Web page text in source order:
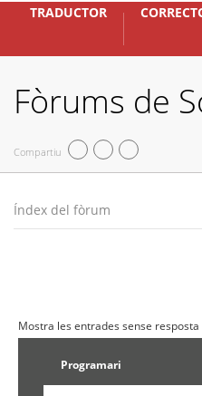
TRADUCTOR
Fòrums de
Compartiu
Índex del fòrum
Mostra les entrades sense resposta
Programari